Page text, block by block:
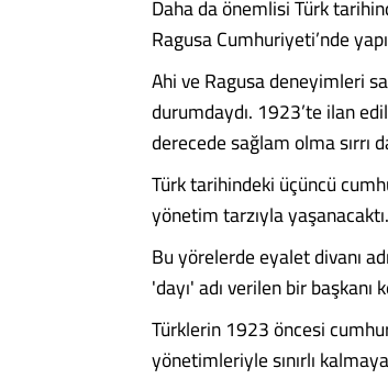
Daha da önemlisi Türk
Ragusa Cumhuriyeti’nde
Ahi ve Ragusa deneyimleri
durumdaydı. 1923’te ilan
derecede sağlam olma sırrı
Türk tarihindeki üçüncü
yönetim tarzıyla yaşanacaktı.
Bu yörelerde eyalet divanı
'dayı' adı verilen bir
Türklerin 1923 öncesi
yönetimleriyle sınırlı